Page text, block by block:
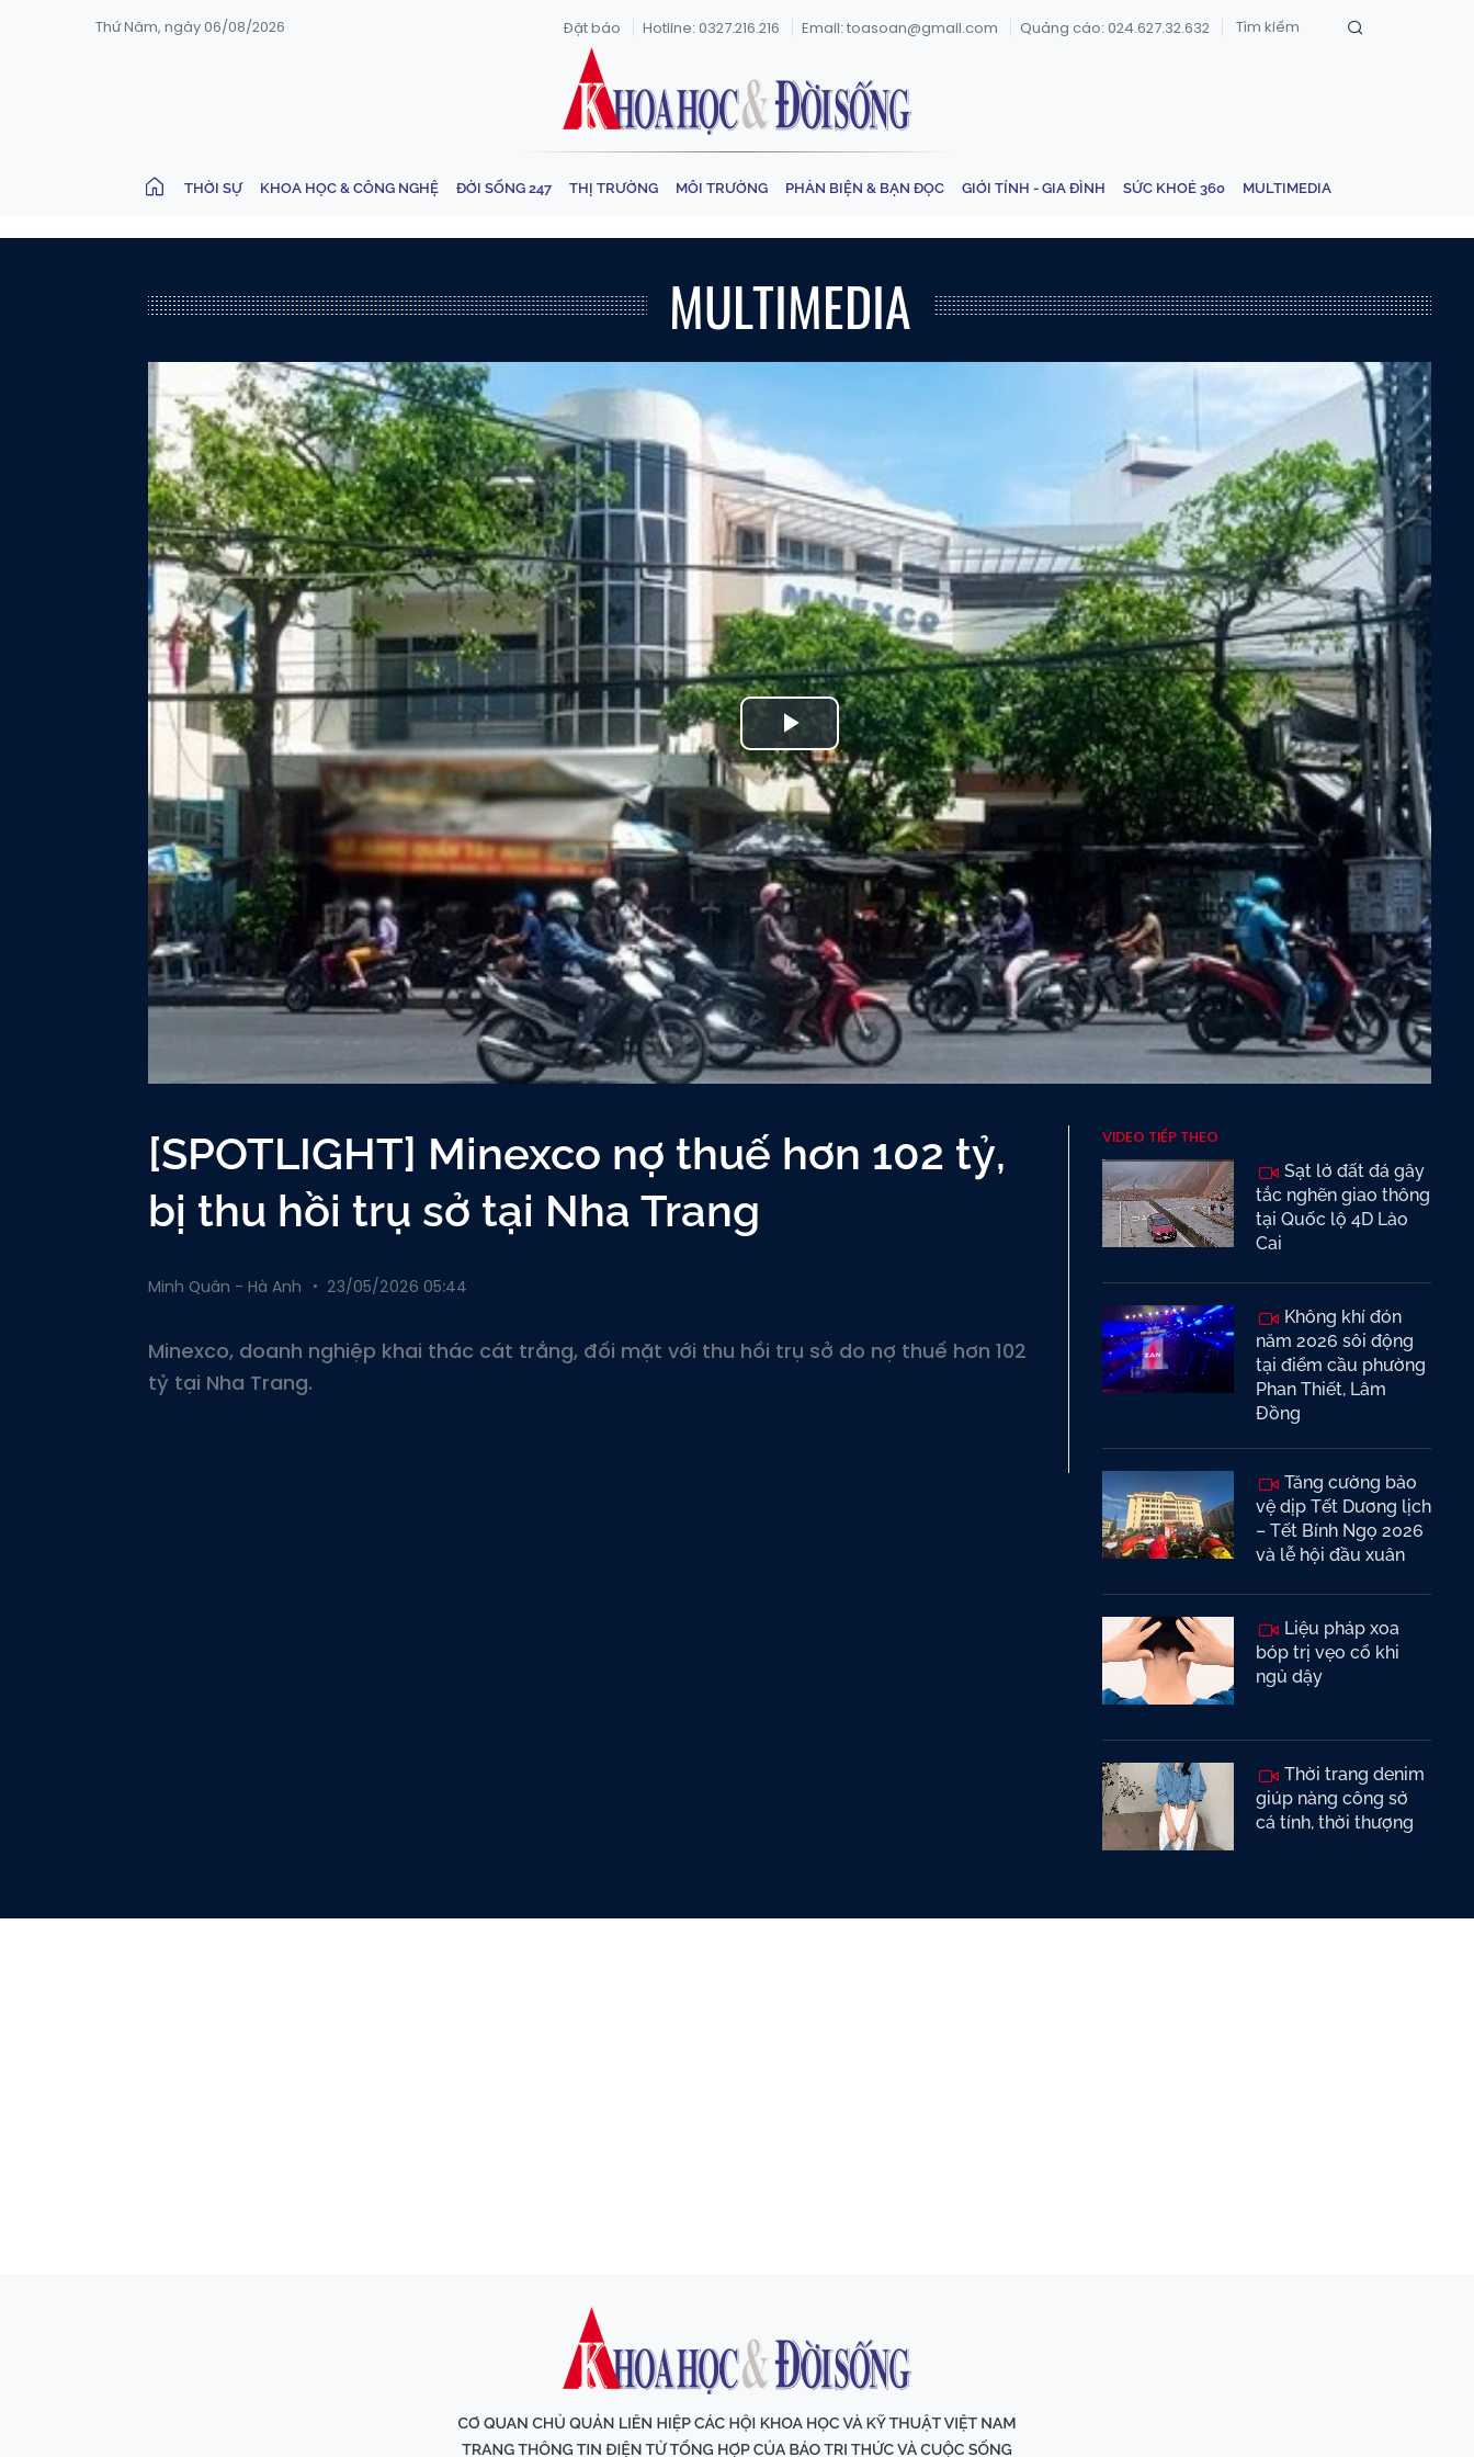
Thứ Năm, ngày 06/08/2026 Đặt báo Hotline: 0327.216.216 Email: toasoan@gmail.com Quảng cáo: 024.627.32.632
THỜI SỰ KHOA HỌC & CÔNG NGHỆ ĐỜI SỐNG 247 THỊ TRƯỜNG MÔI TRƯỜNG PHẢN BIỆN & BẠN ĐỌC GIỚI TÍNH - GIA ĐÌNH SỨC KHOẺ 360 MULTIMEDIA
MULTIMEDIA
Play
Video
[SPOTLIGHT] Minexco nợ thuế hơn 102 tỷ,
bị thu hồi trụ sở tại Nha Trang
Minh Quân - Hà Anh 23/05/2026 05:44
Minexco, doanh nghiệp khai thác cát trắng, đối mặt với thu hồi trụ sở do nợ thuế hơn 102
tỷ tại Nha Trang.
VIDEO TIẾP THEO
Sạt lở đất đá gây
tắc nghẽn giao thông
tại Quốc lộ 4D Lào
Cai
Không khí đón
năm 2026 sôi động
tại điểm cầu phường
Phan Thiết, Lâm
Đồng
Tăng cường bảo
vệ dịp Tết Dương lịch
– Tết Bính Ngọ 2026
và lễ hội đầu xuân
Liệu pháp xoa
bóp trị vẹo cổ khi
ngủ dậy
Thời trang denim
giúp nàng công sở
cá tính, thời thượng